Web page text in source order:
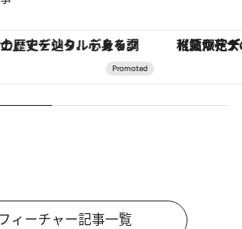
や花ズッキーニなどをイタリア・トスカーナの郷土料理の手法で満喫！ ヴァシュロン・コンスタンタ
フィーチャー記事一覧